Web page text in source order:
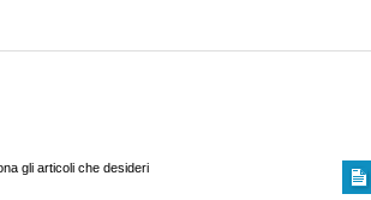
gli articoli che desideri